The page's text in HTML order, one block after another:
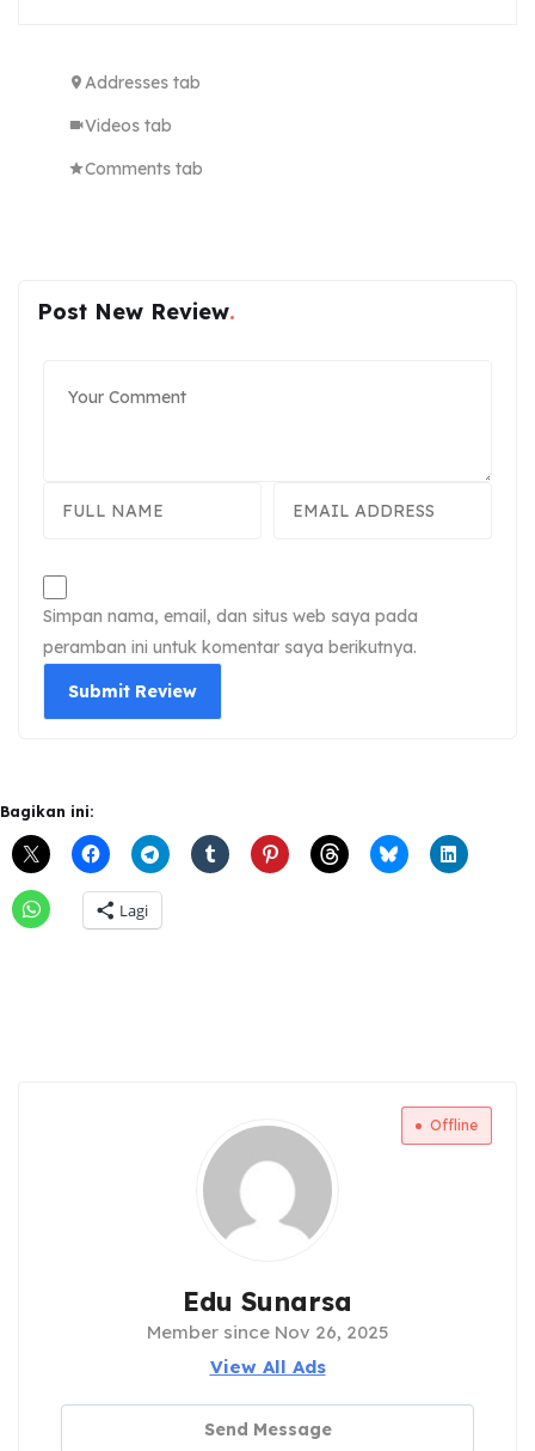
Addresses tab
Videos tab
Comments tab
Post New Review
Simpan nama, email, dan situs web saya pada
peramban ini untuk komentar saya berikutnya.
Bagikan ini:
Lagi
Offline
Edu Sunarsa
Member since Nov 26, 2025
View All Ads
Send Message